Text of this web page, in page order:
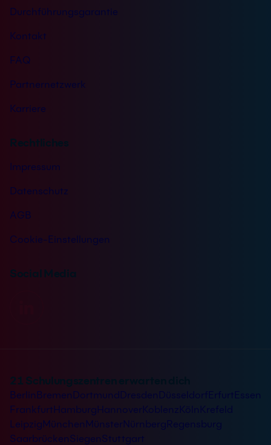
Durchführungsgarantie
Kontakt
FAQ
Partnernetzwerk
Karriere
Rechtliches
Impressum
Datenschutz
AGB
Cookie-Einstellungen
Social Media
21 Schulungszentren erwarten dich
Berlin Bremen Dortmund ErfurtEssen
FrankfurtHamburgHannover
Krefeld
LeipzigMünchen Münster
SaarbrückenSiegen Stuttgart